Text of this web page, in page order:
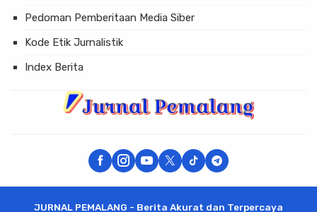
Pedoman Pemberitaan Media Siber
Kode Etik Jurnalistik
Index Berita
JURNAL PEMALANG - Berita Akurat dan Terpercaya